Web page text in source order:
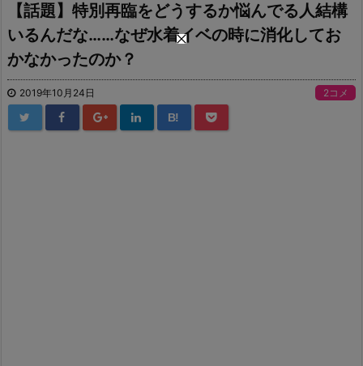
【話題】特別再臨をどうするか悩んでる人結構
いるんだな……なぜ水着イベの時に消化してお
かなかったのか？
2019年10月24日 2コメ
B!